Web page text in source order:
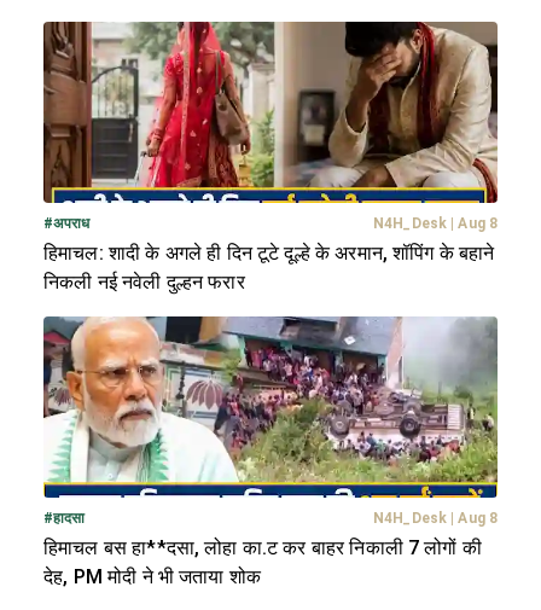
#अपराध N4H_Desk | Aug 8
हिमाचल: शादी के अगले ही दिन टूटे दूल्हे के अरमान, शॉपिंग के बहाने
निकली नई नवेली दुल्हन फरार
#हादसा N4H_Desk | Aug 8
हिमाचल बस हा**दसा, लोहा का.ट कर बाहर निकाली 7 लोगों की
देह, PM मोदी ने भी जताया शोक